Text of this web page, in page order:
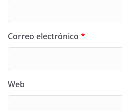
Correo electrónico *
Web